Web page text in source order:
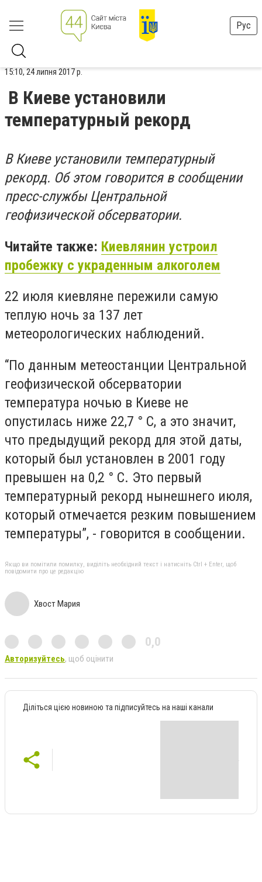
Рус
15:10, 24 липня 2017 р.
В Киеве установили
температурный рекорд
В Киеве установили температурный
рекорд. Об этом говорится в сообщении
пресс-службы Центральной
геофизической обсерватории.
Читайте также: Киевлянин устроил
пробежку с украденным алкоголем
22 июля киевляне пережили самую
теплую ночь за 137 лет
метеорологических наблюдений.
“По данным метеостанции Центральной
геофизической обсерватории
температура ночью в Киеве не
опустилась ниже 22,7 ° С, а это значит,
что предыдущий рекорд для этой даты,
который был установлен в 2001 году
превышен на 0,2 ° С. Это первый
температурный рекорд нынешнего июля,
который отмечается резким повышением
температуры”, - говорится в сообщении.
Якщо ви помітили помилку, виділіть необхідний текст і натисніть Ctrl + Enter, щоб
повідомити про це редакцію
Хвост Мария
0,0
Авторизуйтесь, щоб оцінити
Діліться цією новиною та підписуйтесь на наші канали